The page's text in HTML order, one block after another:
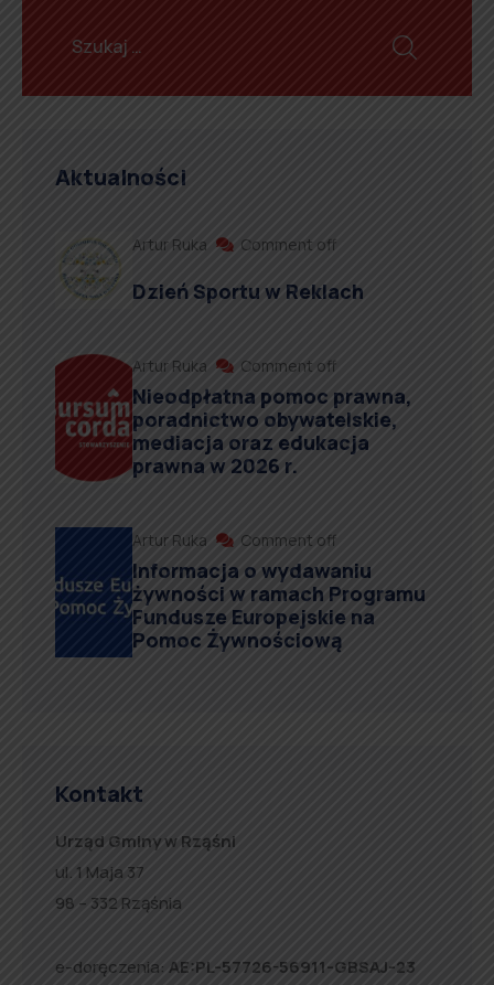
Aktualności
Artur Ruka Comment off
Dzień Sportu w Reklach
Artur Ruka Comment off
Nieodpłatna pomoc prawna,
poradnictwo obywatelskie,
mediacja oraz edukacja
prawna w 2026 r.
Artur Ruka Comment off
Informacja o wydawaniu
żywności w ramach Programu
Fundusze Europejskie na
Pomoc Żywnościową
Kontakt
Urząd Gminy w Rząśni
ul. 1 Maja 37
98 – 332 Rząśnia
e-doręczenia: AE:PL-57726-56911-GBSAJ-23